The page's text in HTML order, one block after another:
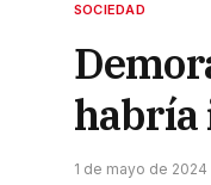
SOCIEDAD
habría
1 de mayo de 2024